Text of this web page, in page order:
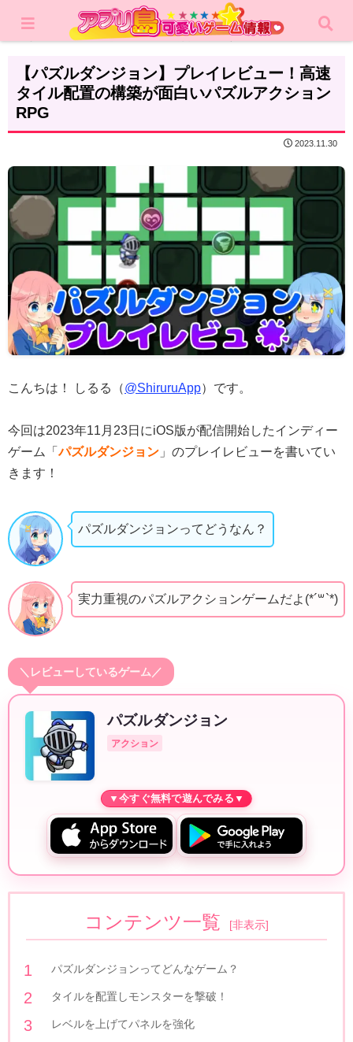
レビュー カジュアルゲーム
【パズルダンジョン】プレイレビュー！高速
タイル配置の構築が面白いパズルアクション
RPG
2023.11.30
こんちは！ しるる（@ShiruruApp）です。
今回は2023年11月23日にiOS版が配信開始したインディー
ゲーム「パズルダンジョン 」のプレイレビューを書いてい
きます！
パズルダンジョンってどうなん？
実力重視のパズルアクションゲームだよ(*´꒳`*)
＼レビューしているゲーム／
パズルダンジョン
アクション
コンテンツ一覧 [非表示]
パズルダンジョンってどんなゲーム？
タイルを配置しモンスターを撃破！
レベルを上げてパネルを強化